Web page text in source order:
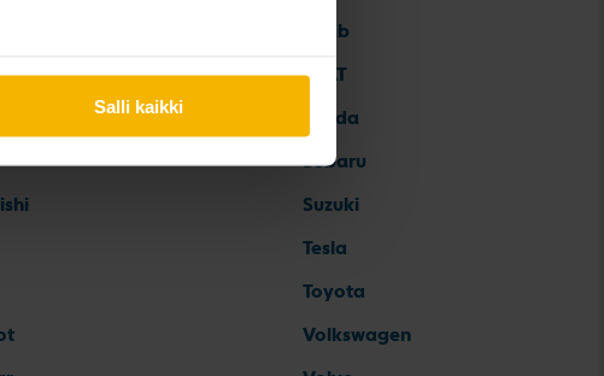
Salli kaikki
Saab
SEAT
Skoda
Subaru
Suzuki
Tesla
Toyota
Volkswagen